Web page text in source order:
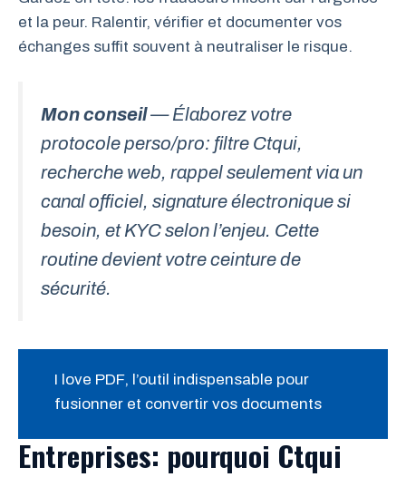
et la peur. Ralentir, vérifier et documenter vos
échanges suffit souvent à neutraliser le risque.
Mon conseil— Élaborez votre
protocole perso/pro: filtre Ctqui,
recherche web, rappel seulement via un
canal officiel, signature électronique si
besoin, et KYC selon l’enjeu. Cette
routine devient votre ceinture de
sécurité.
I love PDF, l’outil indispensable pour
fusionner et convertir vos documents
Entreprises: pourquoi Ctqui